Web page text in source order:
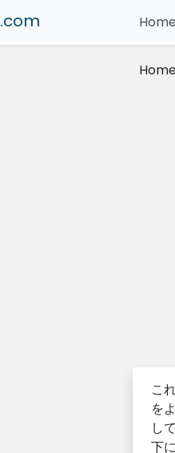
.com Home
こ
を
し
下